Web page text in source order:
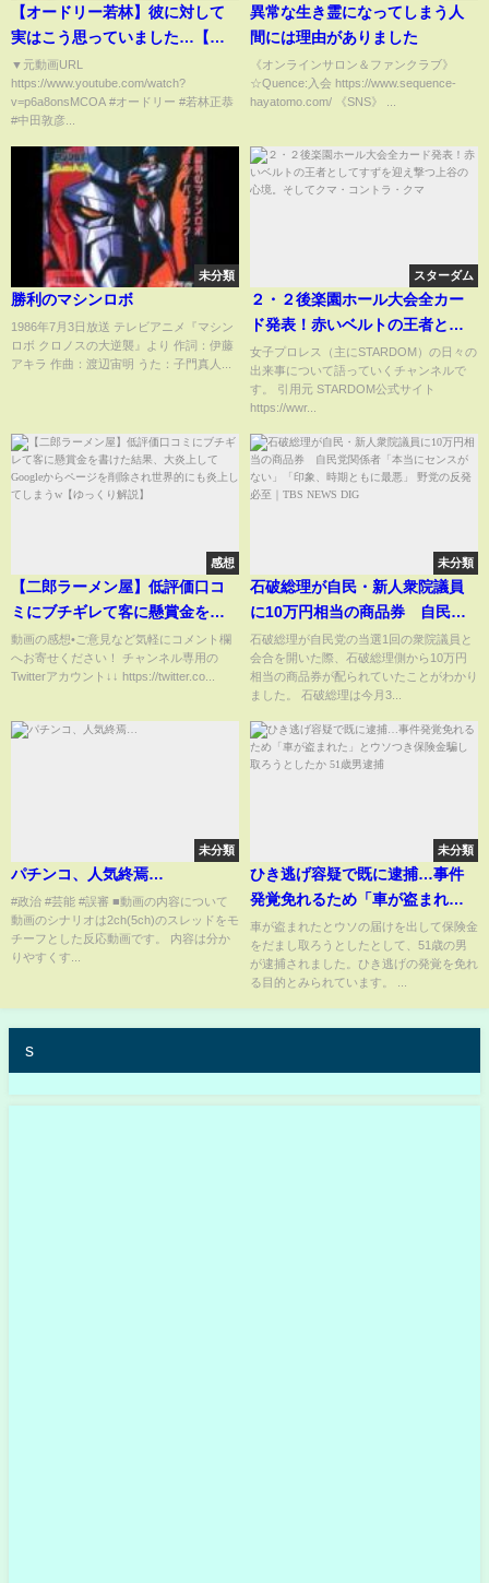
【オードリー若林】彼に対して
実はこう思っていました…【中
田敦彦 切り抜き】
▼元動画URL
https://www.youtube.com/watch?
v=p6a8onsMCOA #オードリー #若林正恭
#中田敦彦...
異常な生き霊になってしまう人
間には理由がありました
《オンラインサロン＆ファンクラブ》
☆Quence:入会 https://www.sequence-
hayatomo.com/ 《SNS》 ...
未分類
勝利のマシンロボ
1986年7月3日放送 テレビアニメ『マシン
ロボ クロノスの大逆襲』より 作詞：伊藤
アキラ 作曲：渡辺宙明 うた：子門真人...
スターダム
２・２後楽園ホール大会全カー
ド発表！赤いベルトの王者とし
てすずを迎え撃つ上谷の心境。
そしてクマ・コントラ・クマ
女子プロレス（主にSTARDOM）の日々の
出来事について語っていくチャンネルで
す。 引用元 STARDOM公式サイト
https://wwr...
感想
【二郎ラーメン屋】低評価口コ
ミにブチギレて客に懸賞金を書
けた結果、大炎上してGoogleか
らページを削除され世界的にも
炎上してしまうw【ゆっくり解
動画の感想•ご意見など気軽にコメント欄
へお寄せください！ チャンネル専用の
Twitterアカウント↓↓ https://twitter.co...
未分類
石破総理が自民・新人衆院議員
に10万円相当の商品券 自民党
関係者「本当にセンスがない」
「印象、時期ともに最悪」 野党
の反発必至｜TBS NEWS DIG
石破総理が自民党の当選1回の衆院議員と
会合を開いた際、石破総理側から10万円
相当の商品券が配られていたことがわかり
ました。 石破総理は今月3...
未分類
パチンコ、人気終焉…
#政治 #芸能 #誤審 ■動画の内容について
動画のシナリオは2ch(5ch)のスレッドをモ
チーフとした反応動画です。 内容は分か
りやすくす...
未分類
ひき逃げ容疑で既に逮捕…事件
発覚免れるため「車が盗まれ
た」とウソつき保険金騙し取ろ
うとしたか 51歳男逮捕
車が盗まれたとウソの届けを出して保険金
をだまし取ろうとしたとして、51歳の男
が逮捕されました。ひき逃げの発覚を免れ
る目的とみられています。 ...
s